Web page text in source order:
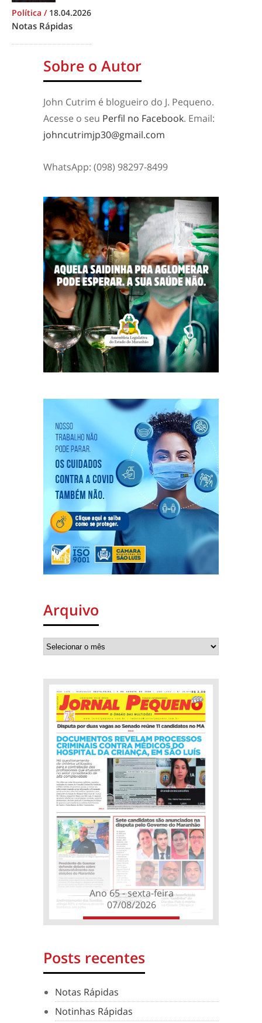
Política / 18.04.2026
Notas Rápidas
Sobre o Autor
John Cutrim é blogueiro do J. Pequeno.
Acesse o seu Perfil no Facebook. Email:
johncutrimjp30@gmail.com
WhatsApp: (098) 98297-8499
Arquivo
Ano 65 - sexta-feira
07/08/2026
Posts recentes
Notas Rápidas
Notinhas Rápidas